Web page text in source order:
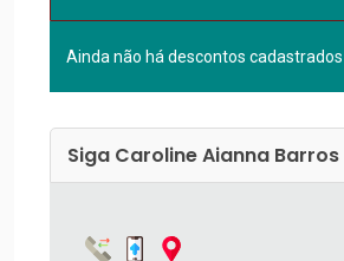
Ainda não há descontos
Siga Caroline Aianna Barros